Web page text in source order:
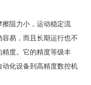
阻力小，运动稳定流
易，而且长期运行也不
度。它的精度等级丰
化设备到高精度数控机